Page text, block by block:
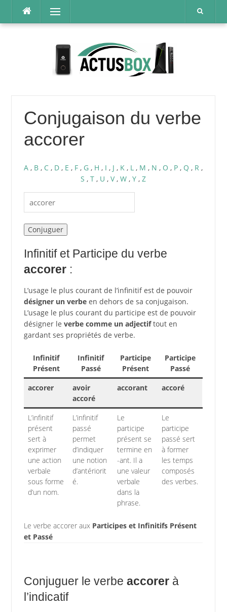
contenu
Menu
Conjugaison du verbe
accorer
A , B , C , D , E , F , G , H , I , J , K , L , M , N , O , P , Q , R ,
S , T , U , V, W , Y , Z
Infinitif et Participe du verbe
accorer:
L’usage le plus courant de l’infinitif est de pouvoir
désigner un verbeen dehors de sa conjugaison.
L’usage le plus courant du participe est de pouvoir
désigner le verbe comme un adjectiftout en
gardant ses propriétés de verbe.
Infinitif
Présent
Infinitif
Passé
Participe
Présent
Participe
Passé
accorer
avoir
accoré
accorant accoré
L’infinitif
présent
sert à
exprimer
une action
verbale
sous forme
d’un nom.
L’infinitif
passé
permet
d’indiquer
une notion
d’antériorit
é.
Le
participe
présent se
termine en
-ant. Il a
une valeur
verbale
dans la
phrase.
Le
participe
passé sert
à former
les temps
composés
des verbes.
Le verbe accorer aux Participes et Infinitifs Présent
et Passé
Conjuguer le verbe accorerà
l’indicatif